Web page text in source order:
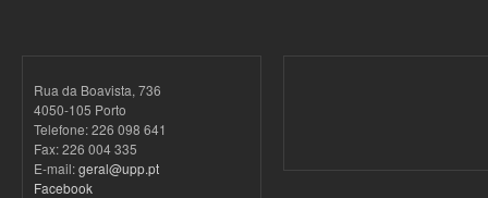
Rua da Boavista, 736
4050-105 Porto
Telefone: 226 098 641
Fax: 226 004 335
E-mail:geral@upp.pt
Facebook